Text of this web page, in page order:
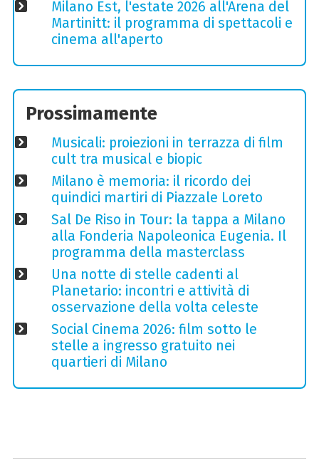
Milano Est, l'estate 2026 all'Arena del
Martinitt: il programma di spettacoli e
cinema all'aperto
Prossimamente
Musicali: proiezioni in terrazza di film
cult tra musical e biopic
Milano è memoria: il ricordo dei
quindici martiri di Piazzale Loreto
Sal De Riso in Tour: la tappa a Milano
alla Fonderia Napoleonica Eugenia. Il
programma della masterclass
Una notte di stelle cadenti al
Planetario: incontri e attività di
osservazione della volta celeste
Social Cinema 2026: film sotto le
stelle a ingresso gratuito nei
quartieri di Milano